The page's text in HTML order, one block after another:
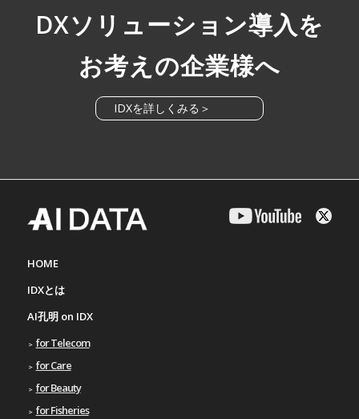
DXソリューション導入を
お考えの企業様へ
IDXを詳しくみる＞
HOME
IDXとは
AI孔明 on IDX
for Telecom
for Care
for Beauty
for Fisheries